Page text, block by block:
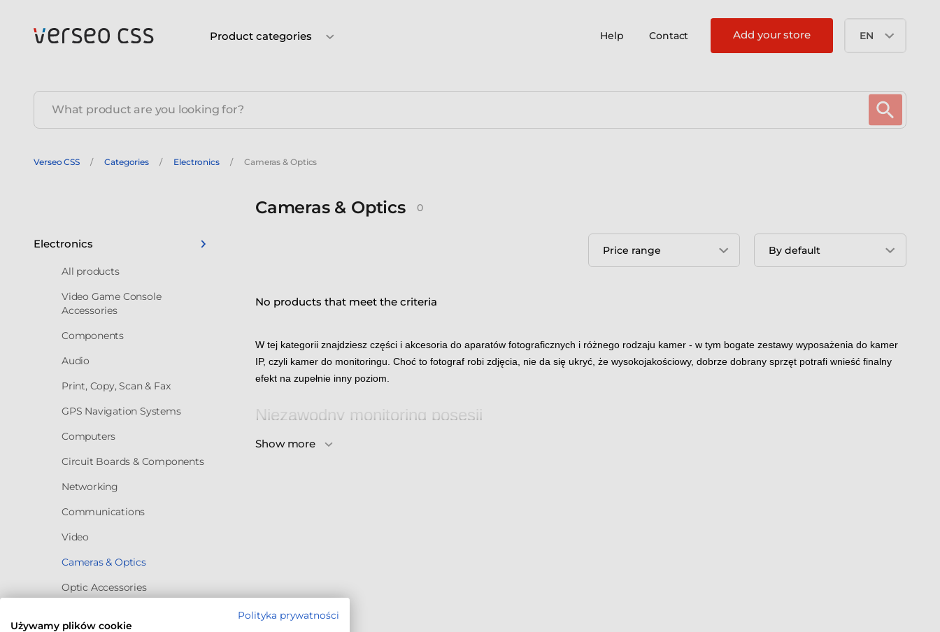
Product categories Help Contact Add your store EN
Verseo CSS Categories Electronics Cameras & Optics
Electronics
All products
Video Game Console
Accessories
Components
Audio
Print, Copy, Scan & Fax
GPS Navigation Systems
Computers
Circuit Boards & Components
Networking
Communications
Video
Cameras & Optics
Optic Accessories
Business & Industrial
Cameras & Optics 0
Price range By default
No products that meet the criteria
W tej kategorii znajdziesz części i akcesoria do aparatów fotograficznych i różnego rodzaju kamer - w tym bogate zestawy wyposażenia do kamer
IP, czyli kamer do monitoringu. Choć to fotograf robi zdjęcia, nie da się ukryć, że wysokojakościowy, dobrze dobrany sprzęt potrafi wnieść finalny
efekt na zupełnie inny poziom.
Niezawodny monitoring posesji
Akcesoria i dodatki do kamer IP ułatwiają montaż i korzystanie z systemów monitoringu. Dostępne w Asortimo oprzyrządowanie do modeli
taki zakres terenu, jaki został zaplanowany. To także obudowy, pozwalające kamerom na pracę na zewnątrz - dzięki wbudowanej grzałce oraz
Show more
Polityka prywatności
Używamy plików cookie